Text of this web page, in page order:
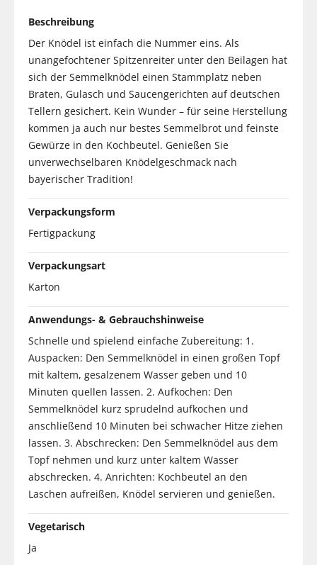
Beschreibung
Der Knödel ist einfach die Nummer eins. Als
unangefochtener Spitzenreiter unter den Beilagen hat
sich der Semmelknödel einen Stammplatz neben
Braten, Gulasch und Saucengerichten auf deutschen
Tellern gesichert. Kein Wunder – für seine Herstellung
kommen ja auch nur bestes Semmelbrot und feinste
Gewürze in den Kochbeutel. Genießen Sie
unverwechselbaren Knödelgeschmack nach
bayerischer Tradition!
Verpackungsform
Fertigpackung
Verpackungsart
Karton
Anwendungs- & Gebrauchshinweise
Schnelle und spielend einfache Zubereitung: 1.
Auspacken: Den Semmelknödel in einen großen Topf
mit kaltem, gesalzenem Wasser geben und 10
Minuten quellen lassen. 2. Aufkochen: Den
Semmelknödel kurz sprudelnd aufkochen und
anschließend 10 Minuten bei schwacher Hitze ziehen
lassen. 3. Abschrecken: Den Semmelknödel aus dem
Topf nehmen und kurz unter kaltem Wasser
abschrecken. 4. Anrichten: Kochbeutel an den
Laschen aufreißen, Knödel servieren und genießen.
Vegetarisch
Ja